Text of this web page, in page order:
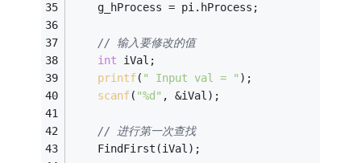
	g_hProcess = pi.hProcess;
// 输入要修改的值
int
	iVal;
printf( " Input val = " );
scanf( "%d" , &iVal);
// 进行第一次查找
	FindFirst(iVal);